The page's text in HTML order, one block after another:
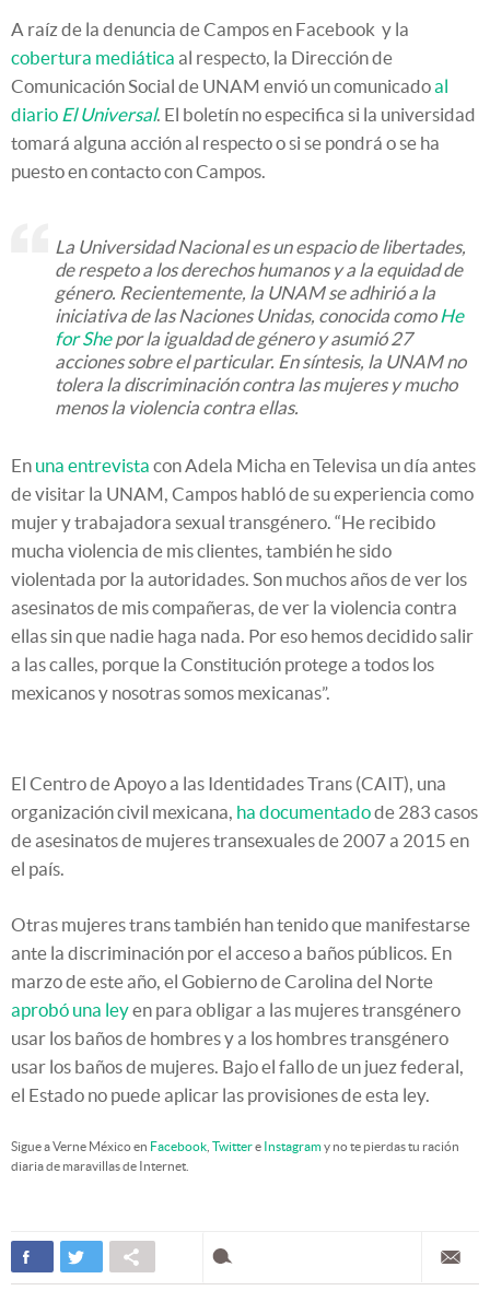
A raíz de la denuncia de Campos en Facebook y la
cobertura mediática al respecto, la Dirección de
Comunicación Social de UNAM envió un comunicadoal
diario El Universal. El boletín no especifica si la universidad
tomará alguna acción al respecto o si se pondrá o se ha
puesto en contacto con Campos.
La Universidad Nacional es un espacio de libertades,
de respeto a los derechos humanos y a la equidad de
género. Recientemente, la UNAM se adhirió a la
iniciativa de las Naciones Unidas, conocida como He
for Shepor la igualdad de género y asumió 27
acciones sobre el particular. En síntesis, la UNAM no
tolera la discriminación contra las mujeres y mucho
menos la violencia contra ellas.
En una entrevista con Adela Micha en Televisa un día antes
de visitar la UNAM, Campos habló de su experiencia como
mujer y trabajadora sexual transgénero. “He recibido
mucha violencia de mis clientes, también he sido
violentada por la autoridades. Son muchos años de ver los
asesinatos de mis compañeras, de ver la violencia contra
ellas sin que nadie haga nada. Por eso hemos decidido salir
a las calles, porque la Constitución protege a todos los
mexicanos y nosotras somos mexicanas”.
El Centro de Apoyo a las Identidades Trans (CAIT), una
organización civil mexicana, ha documentadode 283 casos
de asesinatos de mujeres transexuales de 2007 a 2015 en
el país.
Otras mujeres trans también han tenido que manifestarse
ante la discriminación por el acceso a baños públicos. En
marzo de este año, el Gobierno de Carolina del Norte
aprobó una leyen para obligar a las mujeres transgénero
usar los baños de hombres y a los hombres transgénero
usar los baños de mujeres. Bajo el fallo de un juez federal,
el Estado no puede aplicar las provisiones de esta ley.
Sigue a Verne México en Facebook Twittere Instagramy no te pierdas tu ración
diaria de maravillas de Internet.